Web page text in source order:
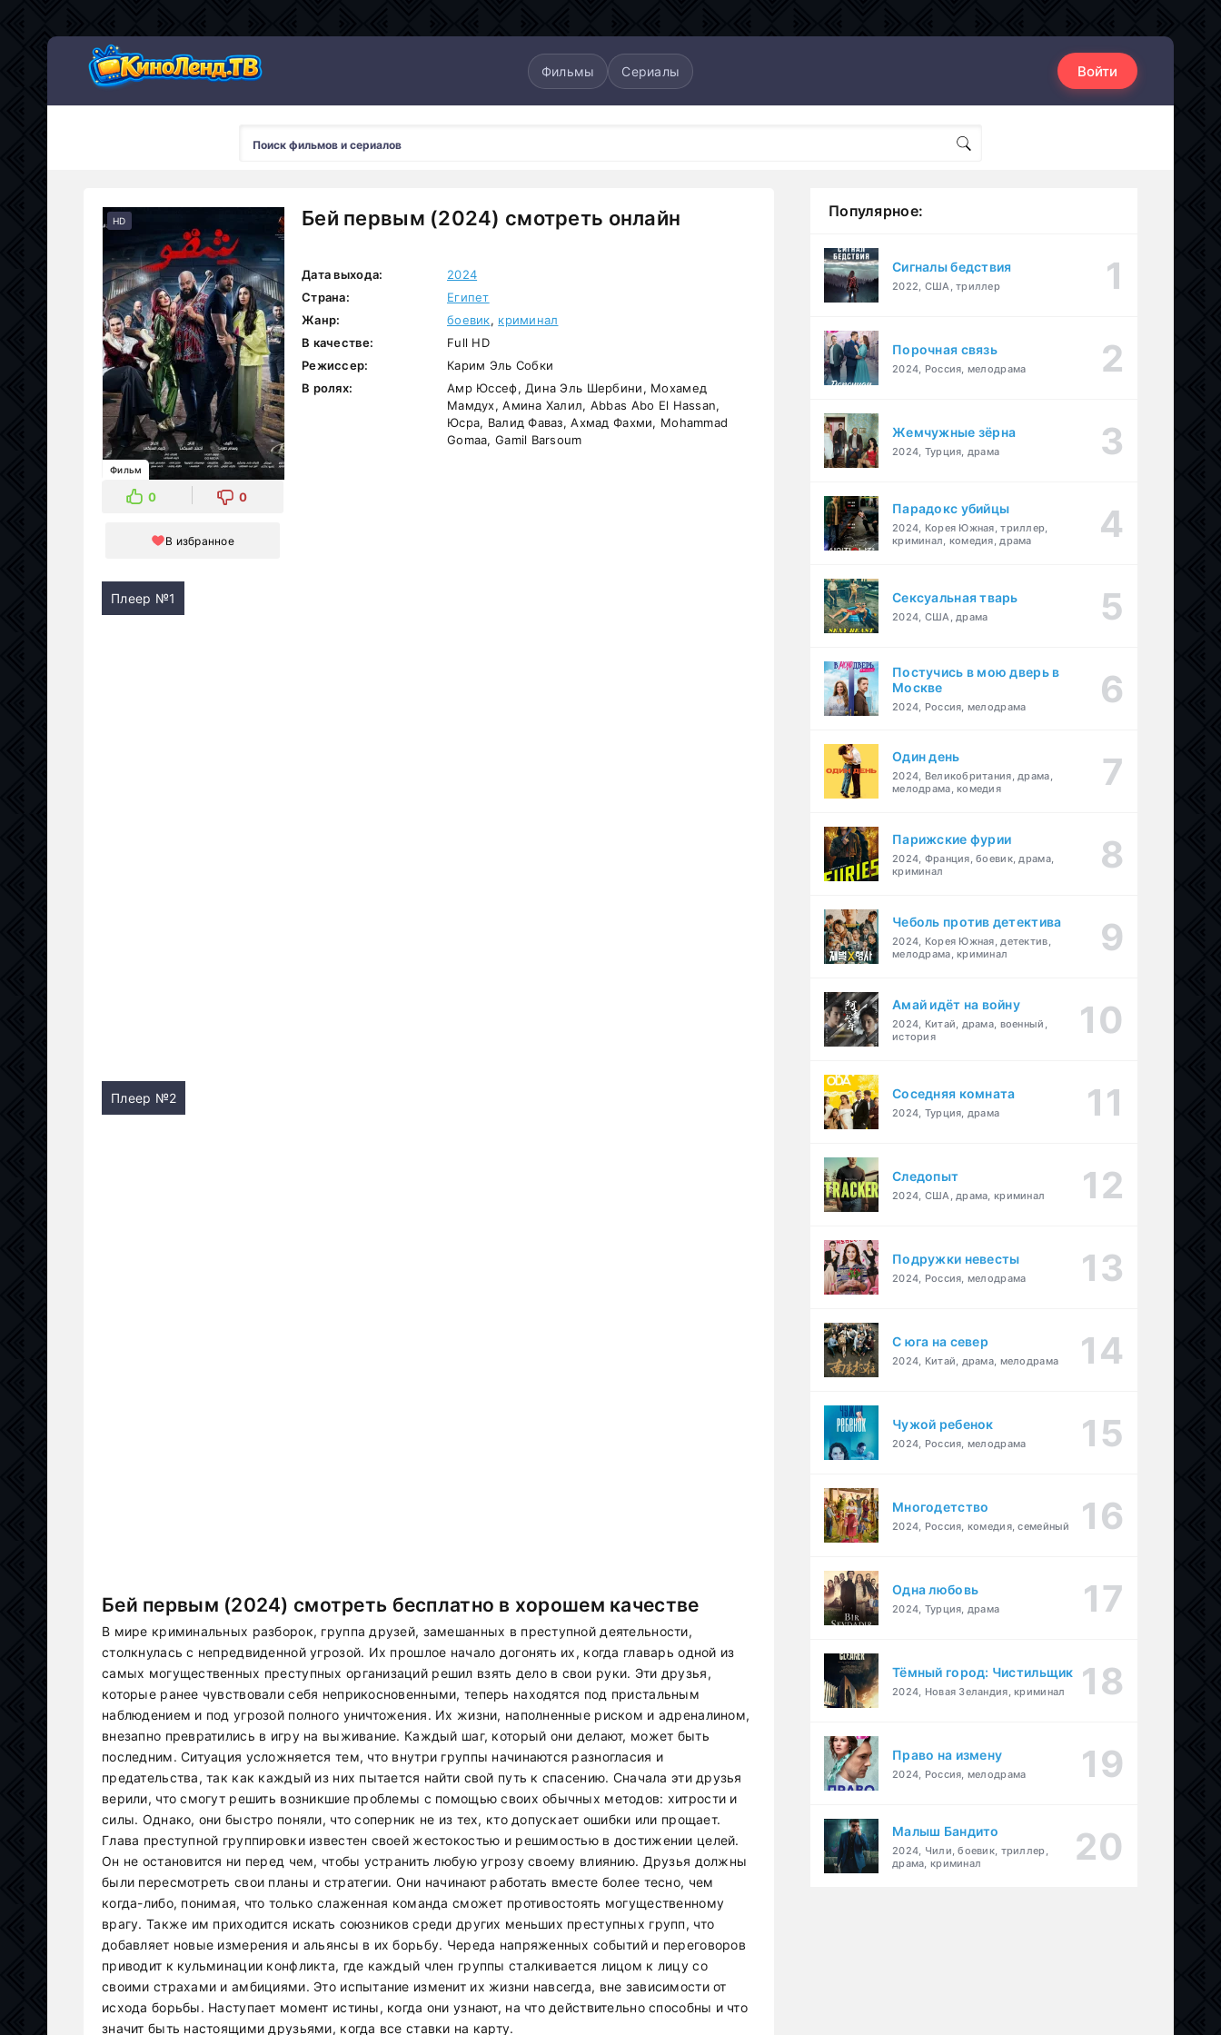
Фильмы Сериалы Войти
Бей первым (2024) смотреть онлайн
HD
Фильм
0 0
В избранное
Дата выхода:
2024
Страна:
Египет
Жанр:
боевик, криминал
В качестве:
Full HD
Режиссер:
Карим Эль Собки
В ролях:
Амр Юссеф, Дина Эль Шербини, Мохамед
Мамдух, Амина Халил, Abbas Abo El Hassan,
Юсра, Валид Фаваз, Ахмад Фахми, Mohammad
Gomaa, Gamil Barsoum
Плеер №1
Плеер №2
Бей первым (2024) смотреть бесплатно в хорошем качестве
В мире криминальных разборок, группа друзей, замешанных в преступной деятельности,
столкнулась с непредвиденной угрозой. Их прошлое начало догонять их, когда главарь одной из
самых могущественных преступных организаций решил взять дело в свои руки. Эти друзья,
которые ранее чувствовали себя неприкосновенными, теперь находятся под пристальным
наблюдением и под угрозой полного уничтожения. Их жизни, наполненные риском и адреналином,
внезапно превратились в игру на выживание. Каждый шаг, который они делают, может быть
последним. Ситуация усложняется тем, что внутри группы начинаются разногласия и
предательства, так как каждый из них пытается найти свой путь к спасению. Сначала эти друзья
верили, что смогут решить возникшие проблемы с помощью своих обычных методов: хитрости и
силы. Однако, они быстро поняли, что соперник не из тех, кто допускает ошибки или прощает.
Глава преступной группировки известен своей жестокостью и решимостью в достижении целей.
Он не остановится ни перед чем, чтобы устранить любую угрозу своему влиянию. Друзья должны
были пересмотреть свои планы и стратегии. Они начинают работать вместе более тесно, чем
когда-либо, понимая, что только слаженная команда сможет противостоять могущественному
врагу. Также им приходится искать союзников среди других меньших преступных групп, что
добавляет новые измерения и альянсы в их борьбу. Череда напряженных событий и переговоров
приводит к кульминации конфликта, где каждый член группы сталкивается лицом к лицу со
своими страхами и амбициями. Это испытание изменит их жизни навсегда, вне зависимости от
исхода борьбы. Наступает момент истины, когда они узнают, на что действительно способны и что
значит быть настоящими друзьями, когда все ставки на карту.
Популярное:
Сигналы бедствия
2022, США, триллер
Порочная связь
2024, Россия, мелодрама
Жемчужные зёрна
2024, Турция, драма
Парадокс убийцы
2024, Корея Южная, триллер,
криминал, комедия, драма
Сексуальная тварь
2024, США, драма
Постучись в мою дверь в
Москве
2024, Россия, мелодрама
Один день
2024, Великобритания, драма,
мелодрама, комедия
Парижские фурии
2024, Франция, боевик, драма,
криминал
Чеболь против детектива
2024, Корея Южная, детектив,
мелодрама, криминал
Амай идёт на войну
2024, Китай, драма, военный,
история
Соседняя комната
2024, Турция, драма
Следопыт
2024, США, драма, криминал
Подружки невесты
2024, Россия, мелодрама
С юга на север
2024, Китай, драма, мелодрама
Чужой ребенок
2024, Россия, мелодрама
Многодетство
2024, Россия, комедия, семейный
Одна любовь
2024, Турция, драма
Тёмный город: Чистильщик
2024, Новая Зеландия, криминал
Право на измену
2024, Россия, мелодрама
Малыш Бандито
2024, Чили, боевик, триллер,
драма, криминал